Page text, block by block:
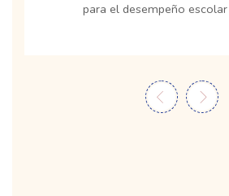
para el desempeño